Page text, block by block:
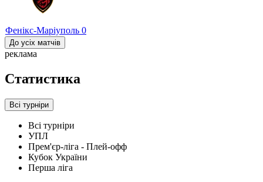
Фенікс-Маріуполь 0
До усіх матчів
реклама
Статистика
Всі турніри
Всі турніри
УПЛ
Прем'єр-ліга - Плей-офф
Кубок України
Перша ліга